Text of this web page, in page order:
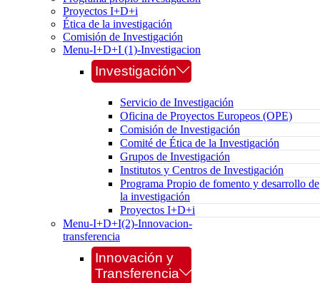
Proyectos I+D+i
Ética de la investigación
Comisión de Investigación
Menu-I+D+I (1)-Investigacion
Investigación
Servicio de Investigación
Oficina de Proyectos Europeos (OPE)
Comisión de Investigación
Comité de Ética de la Investigación
Grupos de Investigación
Institutos y Centros de Investigación
Programa Propio de fomento y desarrollo de
la investigación
Proyectos I+D+i
Menu-I+D+I(2)-Innovacion-
transferencia
Innovación y
Transferencia